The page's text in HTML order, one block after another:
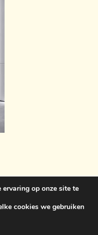
06 19859399
op onze site te
cookies we gebruiken